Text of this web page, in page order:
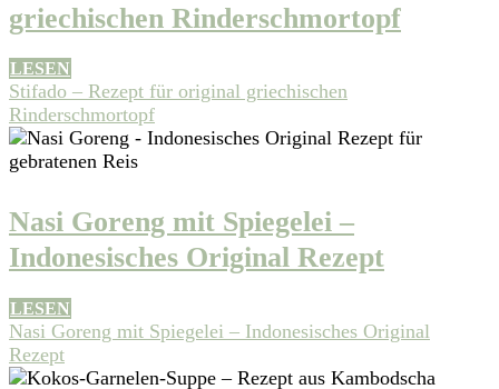
griechischen Rinderschmortopf
LESEN
Stifado – Rezept für original griechischen
Rinderschmortopf
Nasi Goreng mit Spiegelei –
Indonesisches Original Rezept
LESEN
Nasi Goreng mit Spiegelei – Indonesisches Original
Rezept